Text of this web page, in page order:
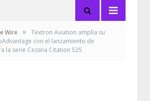
Wire »
Textron Aviation amplía su
con el lanzamiento de
la serie Cessna Citation 525